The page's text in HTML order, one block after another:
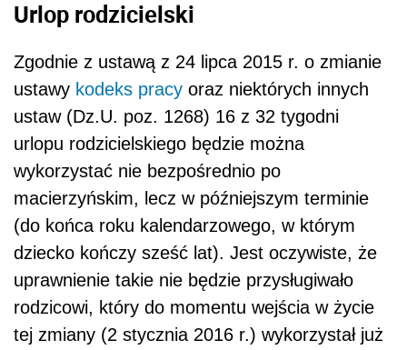
Urlop rodzicielski
Zgodnie z ustawą z 24 lipca 2015 r. o zmianie
ustawy kodeks pracy oraz niektórych innych
ustaw (Dz.U. poz. 1268) 16 z 32 tygodni
urlopu rodzicielskiego będzie można
wykorzystać nie bezpośrednio po
macierzyńskim, lecz w późniejszym terminie
(do końca roku kalendarzowego, w którym
dziecko kończy sześć lat). Jest oczywiste, że
uprawnienie takie nie będzie przysługiwało
rodzicowi, który do momentu wejścia w życie
tej zmiany (2 stycznia 2016 r.) wykorzystał już